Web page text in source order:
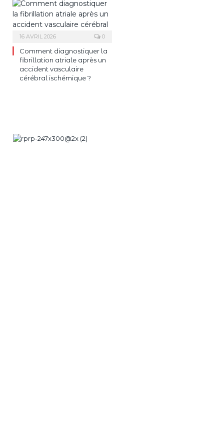
16 AVRIL 2026 0
Comment diagnostiquer la
fibrillation atriale après un
accident vasculaire
cérébral ischémique ?